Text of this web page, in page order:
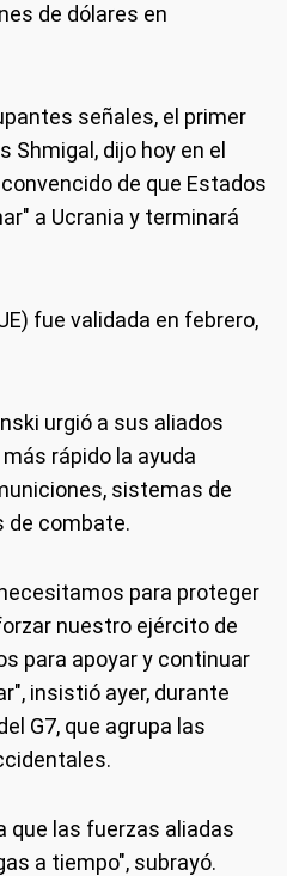
de dólares en
señales, el primer
Shmigal, dijo hoy en el
de que Estados
a Ucrania y terminará
fue validada en febrero,
urgió a sus aliados
rápido la ayuda
sistemas de
de combate.
para proteger
nuestro ejército de
para apoyar y continuar
insistió ayer, durante
G7, que agrupa las
que las fuerzas aliadas
a tiempo", subrayó.